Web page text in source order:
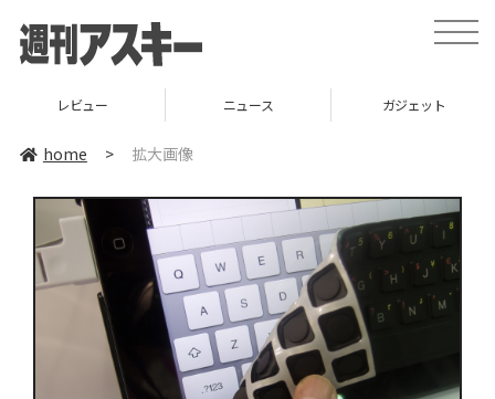
toggle
レビュー ニュース ガジェット
home > 拡大画像